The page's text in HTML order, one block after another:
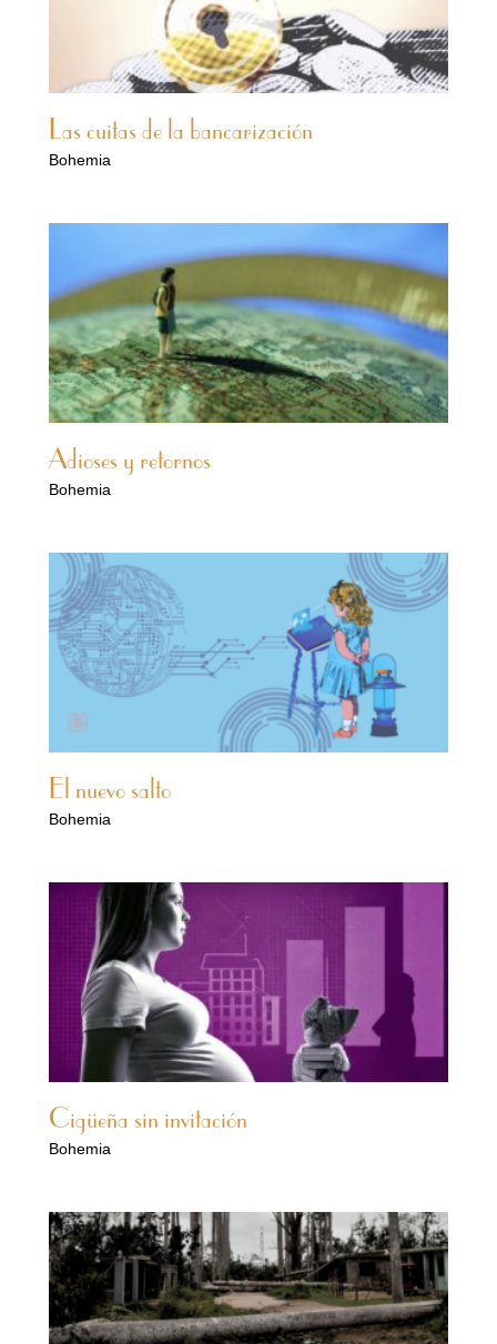
Las cuitas de la bancarización
Bohemia
Adioses y retornos
Bohemia
El nuevo salto
Bohemia
Cigüeña sin invitación
Bohemia